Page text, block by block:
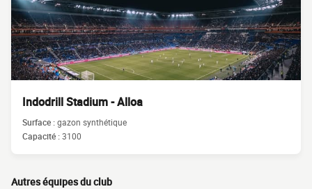
Indodrill Stadium - Alloa
Surface :gazon synthétique
Capacité :3100
Autres équipes du club